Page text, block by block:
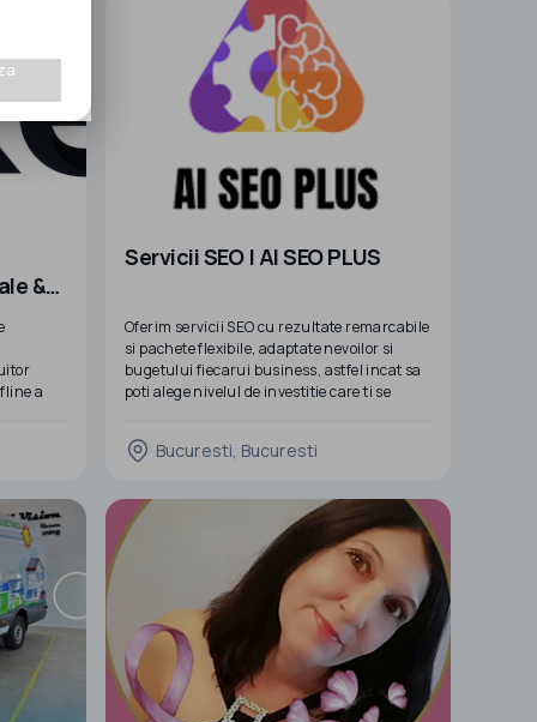
&
a
de a
echipa
Servicii SEO | AI SEO PLUS
Oferim servicii SEO cu rezultate remarcabile
si pachete flexibile, adaptate nevoilor si
bugetului fiecarui business, astfel incat sa
poti alege nivelul de investitie care ti se
pentru a identifica oportunitati si a crea
strategii SEO personalizate care
Combinam
Bucuresti, Bucuresti